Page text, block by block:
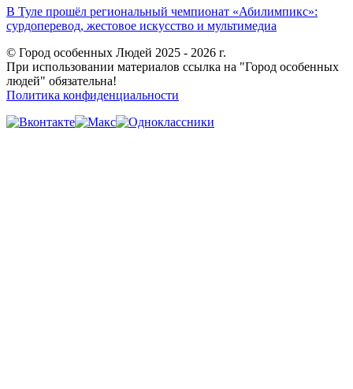
В Туле прошёл региональный чемпионат «Абилимпикс»:
сурдоперевод, жестовое искусство и мультимедиа
© Город особенных Людей 2025 - 2026 г.
При использовании материалов ссылка на "Город особенных
людей" обязательна!
Политика конфиденциальности